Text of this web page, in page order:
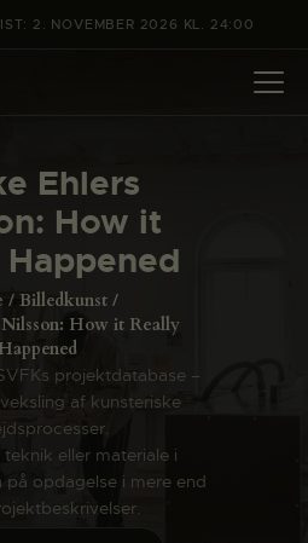
2. NOVEMBER 2026 KL. 24:00
Ehlers
How it
Billedkunst
How it Really
Happened
projektdatabase –
af kunsteriske
eller materiale i
opdagelse i mere end